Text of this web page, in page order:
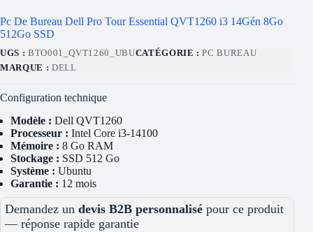
Pc De Bureau Dell Pro Tour Essential QVT1260 i3 14Gén 8Go
512Go SSD
UGS : BTO001_QVT1260_UBUCATÉGORIE :PC BUREAU
MARQUE : DELL
Configuration technique
Modèle : Dell QVT1260
Processeur : Intel Core i3-14100
Mémoire : 8 Go RAM
Stockage : SSD 512 Go
Système : Ubuntu
Garantie : 12 mois
Demandez un devis B2B personnalisé pour ce produit
— réponse rapide garantie